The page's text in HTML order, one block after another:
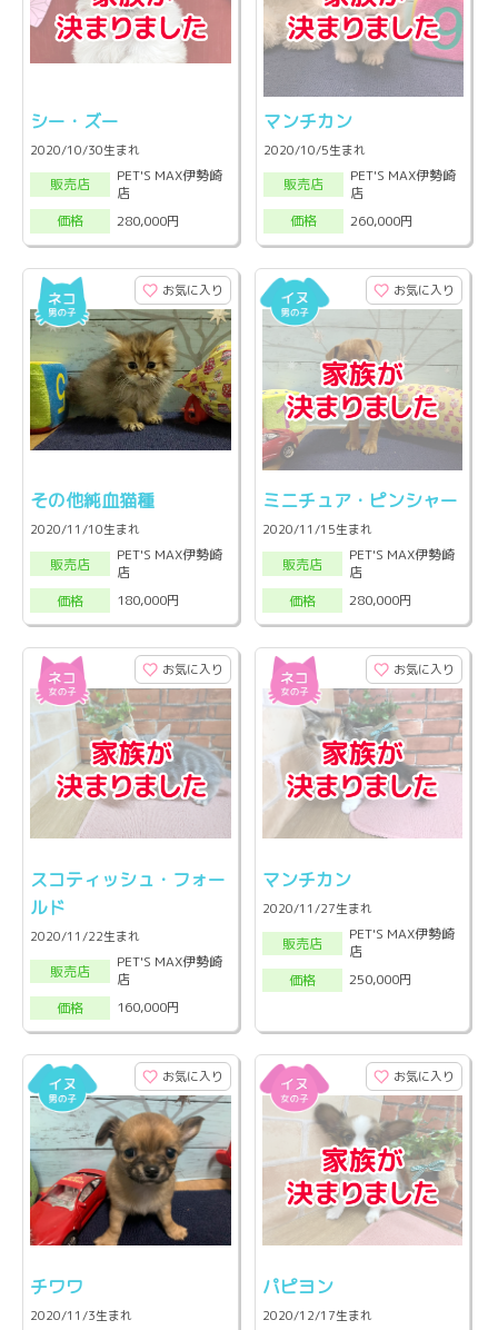
シー・ズー
2020/10/30生まれ
販売店
PET'S MAX伊勢崎
店
価格
280,000円
マンチカン
2020/10/5生まれ
販売店
PET'S MAX伊勢崎
店
価格
260,000円
お気に入り
その他純血猫種
2020/11/10生まれ
販売店
PET'S MAX伊勢崎
店
価格
180,000円
お気に入り
ミニチュア・ピンシャー
2020/11/15生まれ
販売店
PET'S MAX伊勢崎
店
価格
280,000円
お気に入り
スコティッシュ・フォー
ルド
2020/11/22生まれ
販売店
PET'S MAX伊勢崎
店
価格
160,000円
お気に入り
マンチカン
2020/11/27生まれ
販売店
PET'S MAX伊勢崎
店
価格
250,000円
お気に入り
チワワ
2020/11/3生まれ
お気に入り
パピヨン
2020/12/17生まれ